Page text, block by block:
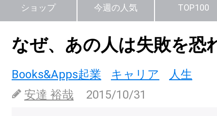
ショップ 今週の人気 TOP100
なぜ、あの人は失敗を恐
Books&Apps起業 キャリア
人生
安達 裕哉
2015/10/31